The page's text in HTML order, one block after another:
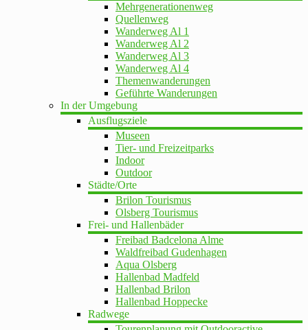
Mehrgenerationenweg
Quellenweg
Wanderweg Al 1
Wanderweg Al 2
Wanderweg Al 3
Wanderweg Al 4
Themenwanderungen
Geführte Wanderungen
In der Umgebung
Ausflugsziele
Museen
Tier- und Freizeitparks
Indoor
Outdoor
Städte/Orte
Brilon Tourismus
Olsberg Tourismus
Frei- und Hallenbäder
Freibad Badcelona Alme
Waldfreibad Gudenhagen
Aqua Olsberg
Hallenbad Madfeld
Hallenbad Brilon
Hallenbad Hoppecke
Radwege